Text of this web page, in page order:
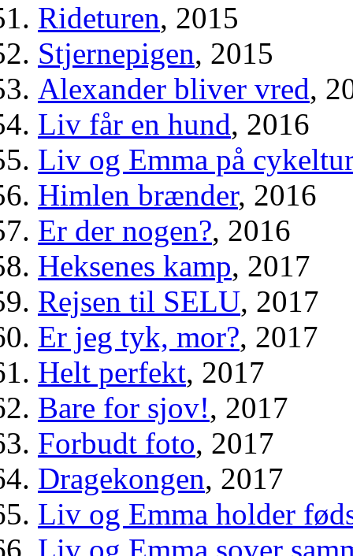
Rideturen, 2015
Stjernepigen, 2015
Alexander bliver vred,
Liv får en hund, 2016
Liv og Emma på cykeltur
Himlen brænder, 2016
Er der nogen?, 2016
Heksenes kamp, 2017
Rejsen til SELU, 2017
Er jeg tyk, mor?, 2017
Helt perfekt, 2017
Bare for sjov!, 2017
Forbudt foto, 2017
Dragekongen, 2017
Liv og Emma holder